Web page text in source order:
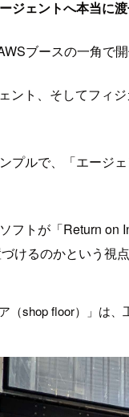
ジェントへ本当に渡
ブースの一角で
ント、そしてフィ
プルで、「エージ
フトが「Return
けるのかという視
（shop floor）」は